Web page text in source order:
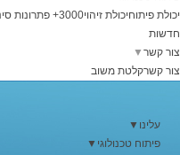
יכולת פיתוחיכולת זיהוי3000+ פתרונות סינון
חדשות
צור קשר ▼
צור קשרקלטת משוב
עלינו ▼
פיתוח טכנולוגי ▼